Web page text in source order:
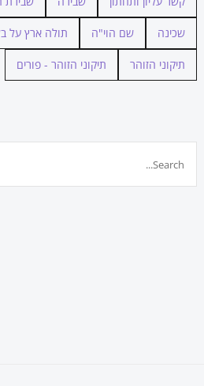
שכינה שם הוי"ה תולה ארץ על
תיקוני הזוהר תיקוני הזוהר - פורים